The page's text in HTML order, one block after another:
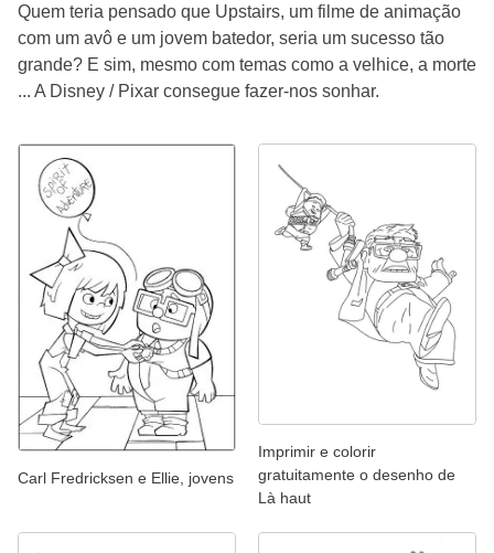
Quem teria pensado que Upstairs, um filme de animação
com um avô e um jovem batedor, seria um sucesso tão
grande? E sim, mesmo com temas como a velhice, a morte
... A Disney / Pixar consegue fazer-nos sonhar.
Carl Fredricksen e Ellie, jovens
Imprimir e colorir
gratuitamente o desenho de
Là haut